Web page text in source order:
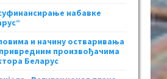
набавке
и начину остваривања
произвођачима
Беларус